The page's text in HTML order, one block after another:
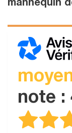
mannequin
note :